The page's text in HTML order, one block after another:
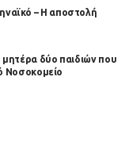
– Η αποστολή
δύο παιδιών που
Νοσοκομείο